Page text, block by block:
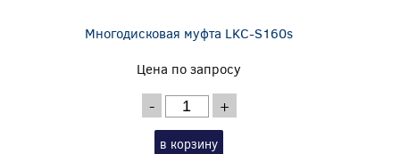
Многодисковая муфта LKC-S160s
Цена по запросу
- +
в корзину